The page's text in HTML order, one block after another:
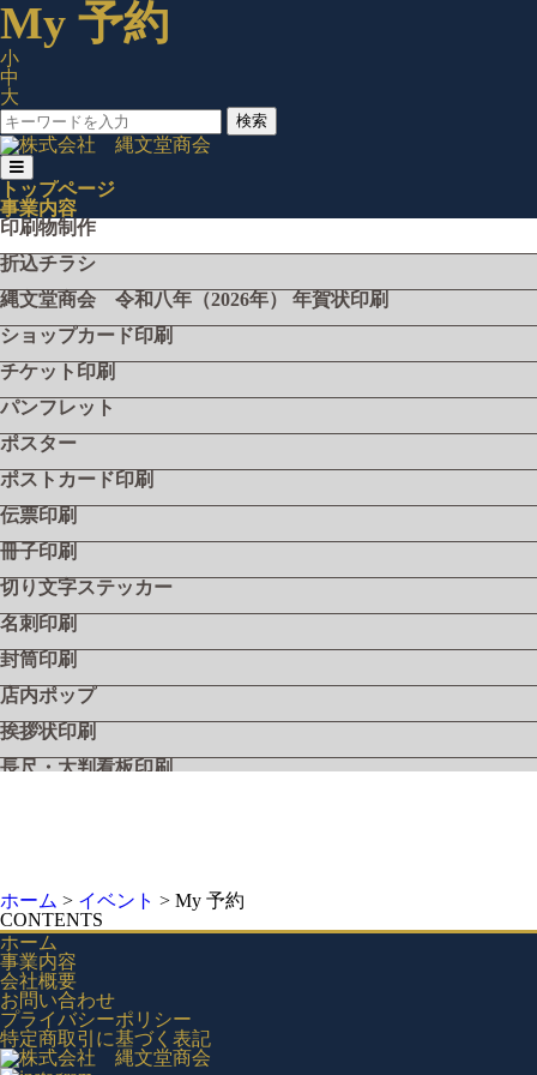
My 予約
小
中
大
検索
トップページ
事業内容
印刷物制作
折込チラシ
縄文堂商会 令和八年（2026年） 年賀状印刷
ショップカード印刷
チケット印刷
パンフレット
ポスター
ポストカード印刷
伝票印刷
冊子印刷
切り文字ステッカー
名刺印刷
封筒印刷
店内ポップ
挨拶状印刷
長尺・大判看板印刷
工具用社名シール『ツールステッカー』
工具用社名シール『ツールステッカー・シルバー』
工具用社名シール『ツールステッカー・クリア』
電動工具用社名シール『ツールステッカー・バッテリー』
ガスメーター（マイコンメーター）用 社名ラベルステッカ
ホーム > イベント > My 予約
CONTENTS
ホーム
事業内容
会社概要
お問い合わせ
プライバシーポリシー
特定商取引に基づく表記